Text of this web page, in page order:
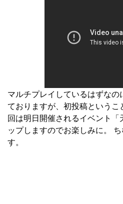
マルチプレイしているはずな
ておりますが、初投稿という
回は明日開催されるイベント
ップしますのでお楽しみに。
す。